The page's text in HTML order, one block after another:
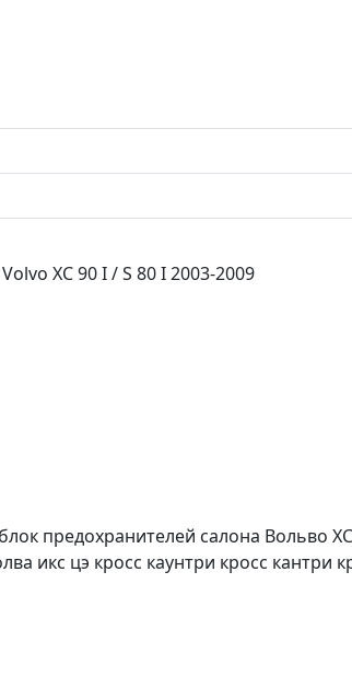
XC 90 I / S 80 I 2003-2009
предохранителей салона Вольво
икс цэ кросс каунтри кросс кантри